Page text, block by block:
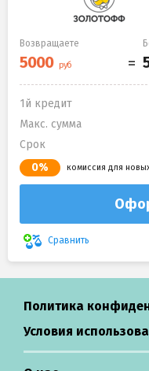
Возвращаете
1й кредит
Макс. сумма
Срок
0% комиссия для
Сравнить
Политика
Условия